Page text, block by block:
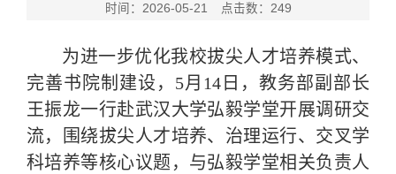
时间：2026-05-21 点击数： 249
为进一步优化我校拔尖人才培养模式、
完善书院制建设， 5月 14 日，教务部副部长
王振龙一行赴武汉大学弘毅学堂开展调研交
流，围绕拔尖人才培养、治理运行、交叉学
科培养等核心议题，与弘毅学堂相关负责人